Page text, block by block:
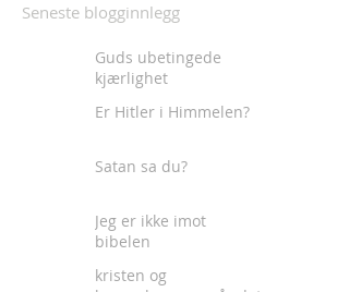
Seneste blogginnlegg
Guds ubetingede
kjærlighet
Er Hitler i Himmelen?
Satan sa du?
Jeg er ikke imot
bibelen
kristen og